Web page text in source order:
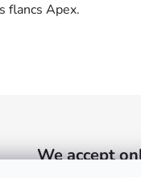
flancs Apex.
We accept